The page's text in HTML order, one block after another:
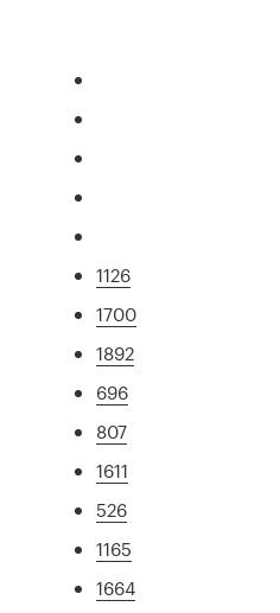
1126
1700
1892
696
807
1611
526
1165
1664